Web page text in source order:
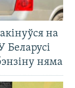
на
Беларусі
няма